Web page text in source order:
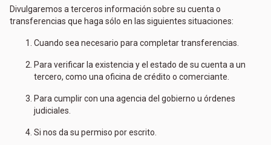
Divulgaremos a terceros información sobre su cuenta o
transferencias que haga sólo en las siguientes situaciones:
Cuando sea necesario para completar transferencias.
Para verificar la existencia y el estado de su cuenta a un
tercero, como una oficina de crédito o comerciante.
Para cumplir con una agencia del gobierno u órdenes
judiciales.
Si nos da su permiso por escrito.